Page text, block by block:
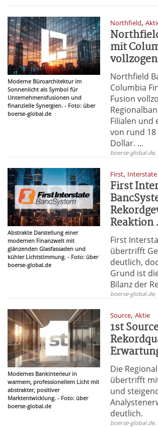
Moderne Büroarchitektur im
Sonnenlicht als Symbol für
Unternehmensfusionen und
finanzielle Synergien. - Foto: über
boerse-global.de
Northfield,
mit
Northfield
Columbia
Fusion
Filialen und
von rund
Dollar. ...
boerse-global.de,
Abstrakte Darstellung einer
modernen Finanzwelt mit
glänzenden Glasfassaden und
kühler Lichtstimmung. - Foto: über
boerse-global.de
First, Interstate
First
Reaktion
First
übertrifft
deutlich,
Grund ist
Bilanz der
boerse-global.de,
Modernes Bankinterieur in
warmem, professionellem Licht mit
abstrakter, positiver
Marktentwicklung. - Foto: über
boerse-global.de
Source,Aktie
1st
Die
übertrifft
und
deutlich.
boerse-global.de,